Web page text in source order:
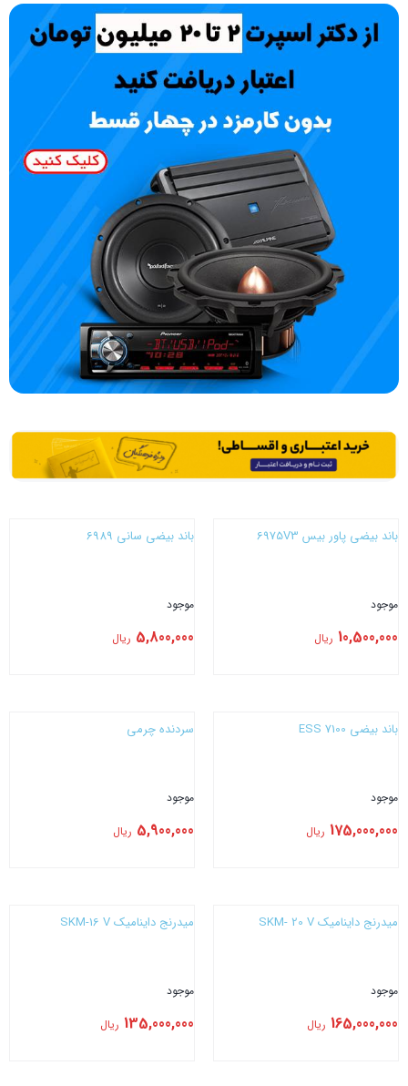
باند بیضی پاور بیس 6975V3
موجود
10,500,000 ریال
باند بیضی سانی 6989
موجود
5,800,000 ریال
باند بیضی 7100 ESS
موجود
175,000,000 ریال
سردنده چرمی
موجود
5,900,000 ریال
میدرنج داینامیک SKM- 20 V
موجود
165,000,000 ریال
میدرنج داینامیک SKM-16 V
موجود
135,000,000 ریال